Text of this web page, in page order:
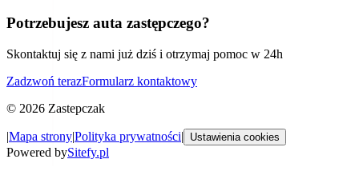
Potrzebujesz auta zastępczego?
Skontaktuj się z nami już dziś i otrzymaj pomoc w 24h
Zadzwoń terazFormularz kontaktowy
© 2026 Zastepczak
|Mapa strony|Polityka prywatności| Ustawienia cookies
Powered bySitefy.pl